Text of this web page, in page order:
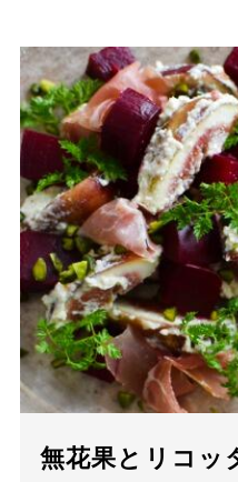
無花果とリコッ